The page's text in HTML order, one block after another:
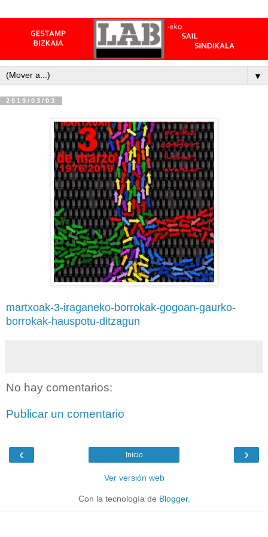
▼
2019/03/03
martxoak-3-iraganeko-borrokak-gogoan-gaurko-
borrokak-hauspotu-ditzagun
No hay comentarios:
Publicar un comentario
‹ ›
Inicio
Ver versión web
Con la tecnología de Blogger.